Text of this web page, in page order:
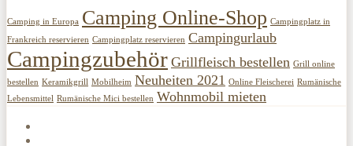
Camping in Europa Camping Online-Shop Campingplatz in
Frankreich reservieren Campingplatz reservieren Campingurlaub
Campingzubehör Grillfleisch bestellen Grill online
bestellen Keramikgrill Mobilheim Neuheiten 2021 Online Fleischerei Rumänische
Lebensmittel Rumänische Mici bestellen Wohnmobil mieten